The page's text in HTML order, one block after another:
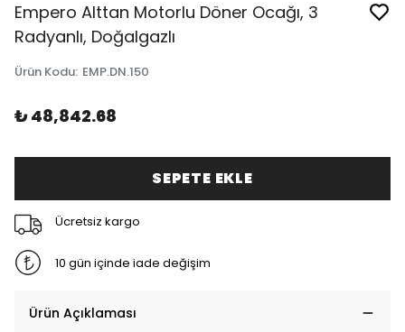
Empero Alttan Motorlu Döner Ocağı, 3
Radyanlı, Doğalgazlı
Ürün Kodu: EMP.DN.150
₺ 48,842.68
SEPETE EKLE
Ücretsiz kargo
10 gün içinde iade değişim
Ürün Açıklaması